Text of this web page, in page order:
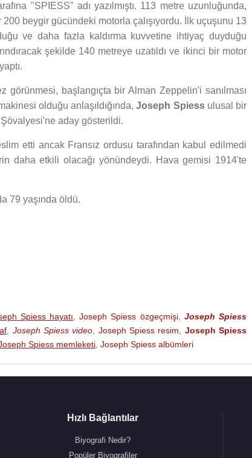
"SPIESS" adı yazılmıştı. 113 metre uzunluğunda,
beygir gücündeki motorla çalışıyordu. İlk uçuşunu 13
ve daha fazla kaldırma kuvvetine ihtiyaç duyduğu
şekilde 140 metreye uzatıldı ve ikinci bir motor
görünmesi, başlangıçta bir Alman Zeppelin'i sanılması
olduğu anlaşıldığında,Joseph Spiessulusal bir
aday gösterildi.
etti ancak Fransız ordusu tarafından kabul edilmedi
daha etkili olacağı yönündeydi. Hava gemisi 1914'te
79 yaşında öldü.
Spiess hayatı ,Joseph Spiess özgeçmişi, Joseph Spiess
Joseph Spiess video Joseph Spiess resim
Joseph Spiess
Spiess memleketi Joseph Spiess albümleri
Hızlı Bağlantılar
Biyografi Nedir?
Popüler Biyografiler